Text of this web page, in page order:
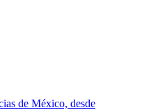
de México, desde